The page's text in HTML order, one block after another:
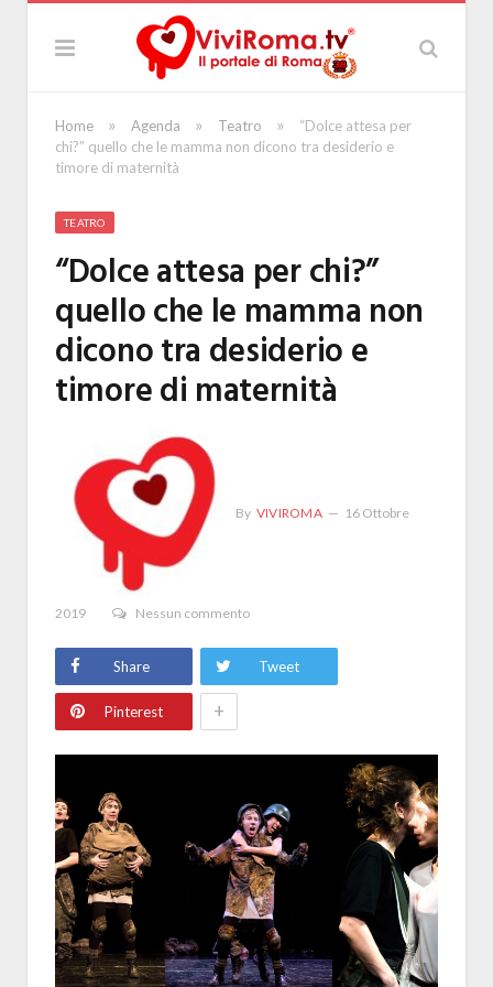
Home » Agenda » Teatro »
“Dolce attesa per
chi?” quello che le mamma non dicono tra desiderio e
timore di maternità
TEATRO
“Dolce attesa per chi?”
quello che le mamma non
dicono tra desiderio e
timore di maternità
By VIVIROMA 16 Ottobre
2019 Nessun commento
Share Tweet
Pinterest +